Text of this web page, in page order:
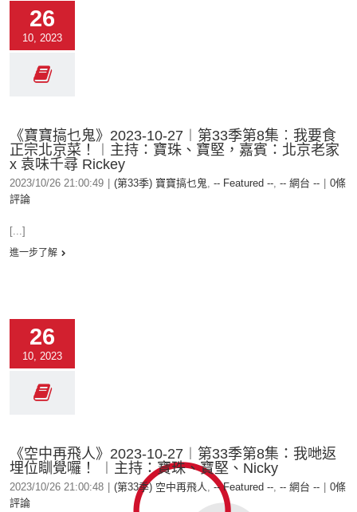
26
10, 2023
《寶寶搞乜鬼》2023-10-27︱第33季第8集︰我要食
正宗北京菜！︱主持：寶珠、寶堅，嘉賓：北京老家
x 袁味千尋 Rickey
2023/10/26 21:00:49 (第33季) 寶寶搞乜鬼, -- Featured --, -- 網台 --
0條
評論
[...]
進一步了解
26
10, 2023
《空中再飛人》2023-10-27︱第33季第8集：我哋返
埋位瞓覺囉！ ︱主持：寶珠、寶堅、Nicky
2023/10/26 21:00:48 (第33季) 空中再飛人, -- Featured --, -- 網台 --
0條
評論